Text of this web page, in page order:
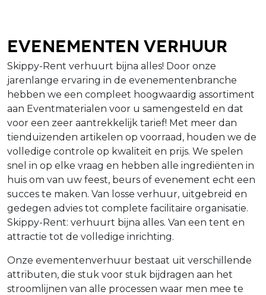
Evenementen verhuur
Skippy-Rent verhuurt bijna alles! Door onze
jarenlange ervaring in de evenementenbranche
hebben we een compleet hoogwaardig assortiment
aan Eventmaterialen voor u samengesteld en dat
voor een zeer aantrekkelijk tarief! Met meer dan
tienduizenden artikelen op voorraad, houden we de
volledige controle op kwaliteit en prijs. We spelen
snel in op elke vraag en hebben alle ingrediënten in
huis om van uw feest, beurs of evenement echt een
succes te maken. Van losse verhuur, uitgebreid en
gedegen advies tot complete facilitaire organisatie.
Skippy-Rent: verhuurt bijna alles. Van een tent en
attractie tot de volledige inrichting.
Onze evementenverhuur bestaat uit verschillende
attributen, die stuk voor stuk bijdragen aan het
stroomlijnen van alle processen waar men mee te